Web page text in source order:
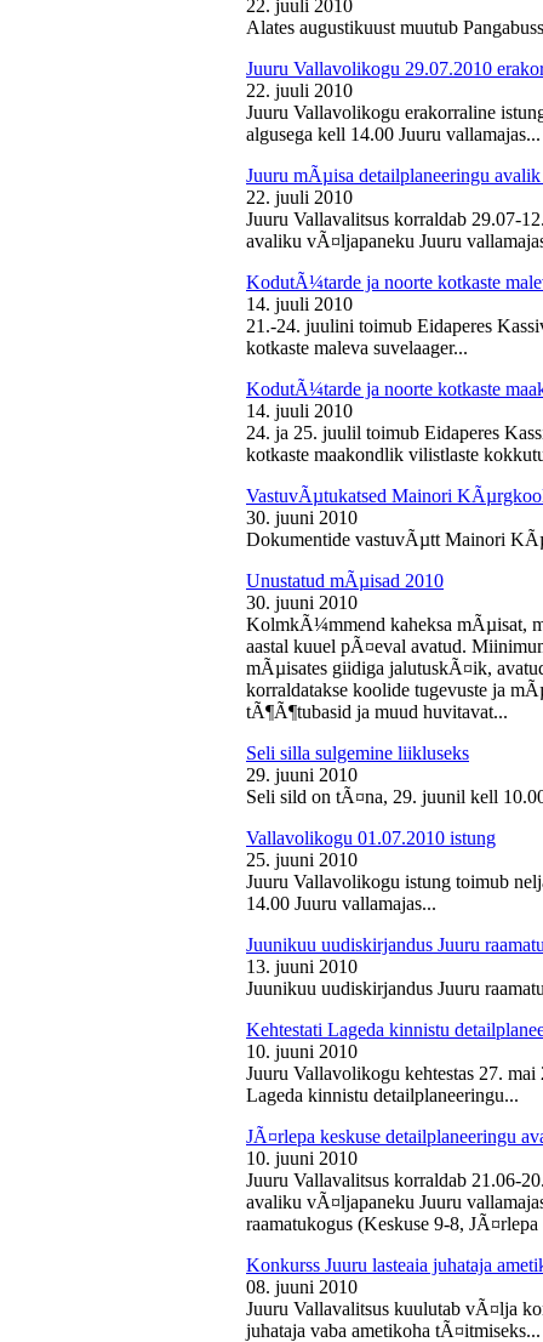
22. juuli 2010
Alates augustikuust muutub
Juuru Vallavolikogu 29.07.2010
22. juuli 2010
Juuru Vallavolikogu erakorraline
algusega kell 14.00 Juuru vallamajas...
Juuru mÃµisa detailplaneeringu
22. juuli 2010
Juuru Vallavalitsus korraldab 29.07-
avaliku vÃ¤ljapaneku Juuru
KodutÃ¼tarde ja noorte kotkaste
14. juuli 2010
21.-24. juulini toimub Eidaperes
kotkaste maleva suvelaager...
KodutÃ¼tarde ja noorte kotkaste
14. juuli 2010
24. ja 25. juulil toimub Eidaperes
kotkaste maakondlik vilistlaste
VastuvÃµtukatsed Mainori
30. juuni 2010
Dokumentide vastuvÃµtt Mainori
Unustatud mÃµisad 2010
30. juuni 2010
KolmkÃ¼mmend kaheksa mÃµisat,
aastal kuuel pÃ¤eval avatud.
mÃµisates giidiga jalutuskÃ¤ik,
korraldatakse koolide tugevuste ja
tÃ¶Ã¶tubasid ja muud huvitavat...
Seli silla sulgemine liikluseks
29. juuni 2010
Seli sild on tÃ¤na, 29. juunil kell
Vallavolikogu 01.07.2010 istung
25. juuni 2010
Juuru Vallavolikogu istung toimub
14.00 Juuru vallamajas...
Juunikuu uudiskirjandus Juuru
13. juuni 2010
Juunikuu uudiskirjandus Juuru
Kehtestati Lageda kinnistu
10. juuni 2010
Juuru Vallavolikogu kehtestas 27.
Lageda kinnistu detailplaneeringu...
JÃ¤rlepa keskuse detailplaneeringu
10. juuni 2010
Juuru Vallavalitsus korraldab 21.06-
avaliku vÃ¤ljapaneku Juuru
raamatukogus (Keskuse 9-8,
Konkurss Juuru lasteaia juhataja
08. juuni 2010
Juuru Vallavalitsus kuulutab vÃ¤lja
juhataja vaba ametikoha tÃ¤itmiseks...